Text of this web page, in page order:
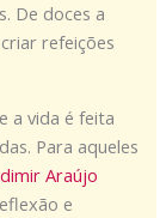
De doces a
refeições
a vida é feita
Para aqueles
Araújo
e